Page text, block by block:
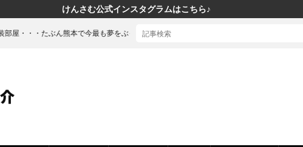
けんさむ公式インスタグラムはこちら♪
も夢をぶっ込んだ「建売」の家に行ってきた